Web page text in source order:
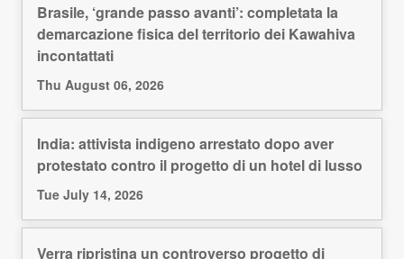
Brasile, ‘grande passo avanti’: completata la
demarcazione fisica del territorio dei Kawahiva
incontattati
Thu August 06, 2026
India: attivista indigeno arrestato dopo aver
protestato contro il progetto di un hotel di lusso
Tue July 14, 2026
Verra ripristina un controverso progetto di